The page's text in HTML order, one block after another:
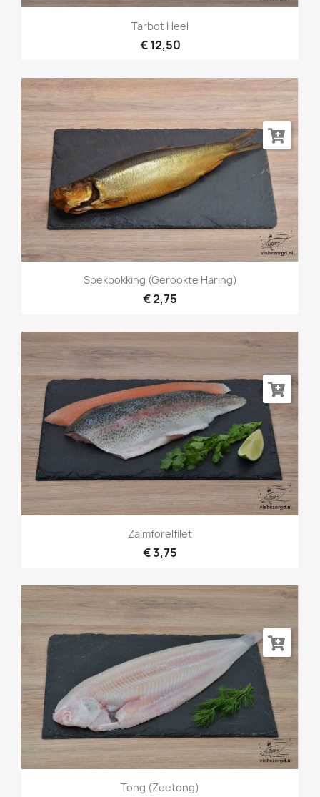
Tarbot Heel
€ 12,50
Spekbokking (gerookte Haring)
€ 2,75
Zalmforelfilet
€ 3,75
Tong (zeetong)